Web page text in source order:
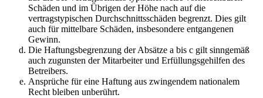
Schäden und im Übrigen der Höhe nach auf die
vertragstypischen Durchschnittsschäden begrenzt. Dies gilt
auch für mittelbare Schäden, insbesondere entgangenen
Gewinn.
Die Haftungsbegrenzung der Absätze a bis c gilt sinngemäß
auch zugunsten der Mitarbeiter und Erfüllungsgehilfen des
Betreibers.
Ansprüche für eine Haftung aus zwingendem nationalem
Recht bleiben unberührt.